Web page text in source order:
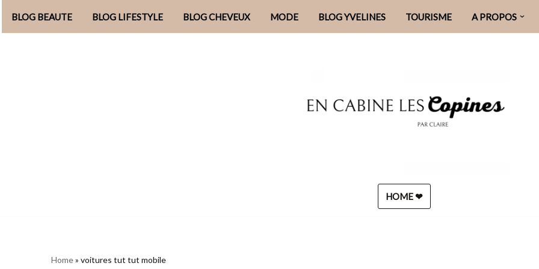
Aller
BLOG BEAUTE BLOG LIFESTYLE BLOG CHEVEUX MODE BLOG YVELINES TOURISME A PROPOS
HOME ❤︎
Home» voitures tut tut mobile